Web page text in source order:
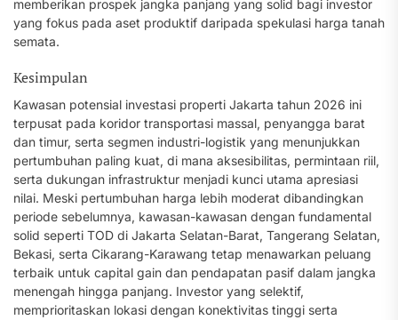
memberikan prospek jangka panjang yang solid bagi investor
yang fokus pada aset produktif daripada spekulasi harga tanah
semata.
Kesimpulan
Kawasan potensial investasi properti Jakarta tahun 2026 ini
terpusat pada koridor transportasi massal, penyangga barat
dan timur, serta segmen industri-logistik yang menunjukkan
pertumbuhan paling kuat, di mana aksesibilitas, permintaan riil,
serta dukungan infrastruktur menjadi kunci utama apresiasi
nilai. Meski pertumbuhan harga lebih moderat dibandingkan
periode sebelumnya, kawasan-kawasan dengan fundamental
solid seperti TOD di Jakarta Selatan-Barat, Tangerang Selatan,
Bekasi, serta Cikarang-Karawang tetap menawarkan peluang
terbaik untuk capital gain dan pendapatan pasif dalam jangka
menengah hingga panjang. Investor yang selektif,
memprioritaskan lokasi dengan konektivitas tinggi serta